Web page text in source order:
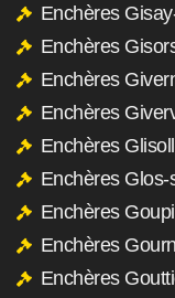
Enchères
Enchères
Enchères
Enchères
Enchères
Enchères
Enchères
Enchères
Enchères